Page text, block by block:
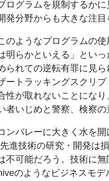
ログラムを規制するか
発分野からも大きな注目
のようなプログラムの
明らかといえる」とい
られての逆転有罪に見
ートラッキングスクリ
性が取れないことにな
者いじめと警察、検察の
ンバレーに大きく水を
進技術の研究・開発は
不可能だろう。技術に
のようなビジネスモ